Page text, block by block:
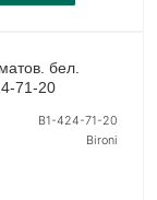
бел.
71-20
B1-424-71-20
Bironi